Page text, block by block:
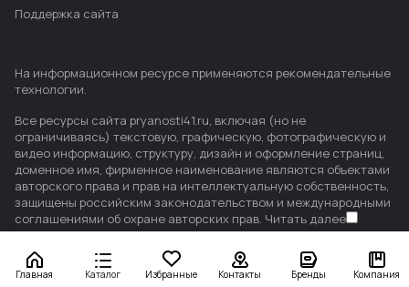
Главная Каталог Избранные Контакты Бренды Компания
Поддержка сайта
На информационном ресурсе применяются рекомендательные
технологии.
Все ресурсы сайта pryanosti41.ru, включая (но не
ограничиваясь) текстовую, графическую, фотографическую и
видео информацию, структуру, дизайн и оформление страниц,
доменное имя, фирменное наименование являются объектами
авторского права и прав на интеллектуальную собственность,
защищены российским законодательством и международными
соглашениями об охране авторских прав. Читать далее